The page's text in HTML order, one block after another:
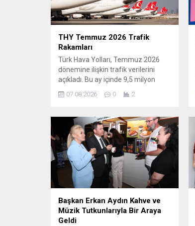
THY Temmuz 2026 Trafik
Rakamları
Türk Hava Yolları, Temmuz 2026
dönemine ilişkin trafik verilerini
açıkladı. Bu ay içinde 9,5 milyon
uçak sayısı 563’e yükseldi. Şirketten
etkin yönetimi sayesinde Temmuz
ayı için tarihin en yüksek doluluk
oranı olan %86,5 seviyesine
ulaşıldığı belirtildi. Ayrıca
zamanında kalkış oranı geçen yılın...
07.08.2026 0 2
Başkan Erkan Aydın Kahve ve
Müzik Tutkunlarıyla Bir Araya
Geldi